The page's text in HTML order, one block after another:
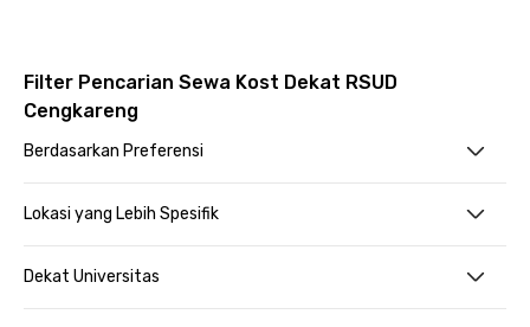
Filter Pencarian Sewa Kost Dekat RSUD
Cengkareng
Berdasarkan Preferensi
Lokasi yang Lebih Spesifik
Dekat Universitas